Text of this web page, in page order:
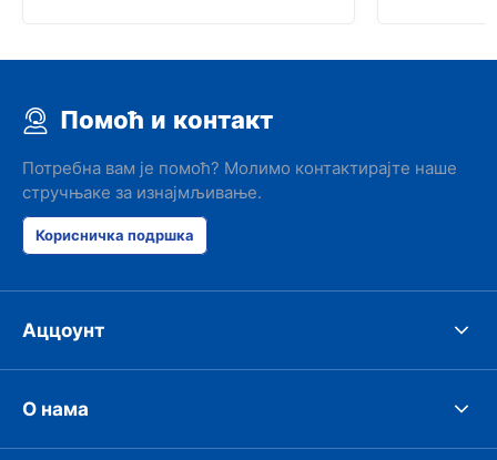
Помоћ и контакт
Потребна вам је помоћ? Молимо контактирајте наше
стручњаке за изнајмљивање.
Корисничка подршка
Аццоунт
О нама